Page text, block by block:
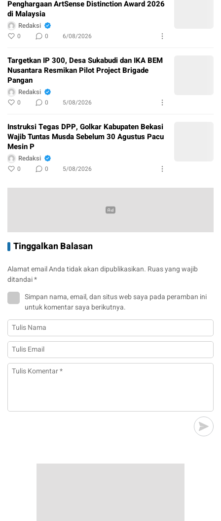
Penghargaan ArtSense Distinction Award 2026
di Malaysia
Redaksi
0 0 6/08/2026
Targetkan IP 300, Desa Sukabudi dan IKA BEM
Nusantara Resmikan Pilot Project Brigade
Pangan
Redaksi
0 0 5/08/2026
Instruksi Tegas DPP, Golkar Kabupaten Bekasi
Wajib Tuntas Musda Sebelum 30 Agustus Pacu
Mesin P
Redaksi
0 0 5/08/2026
Tinggalkan Balasan
Alamat email Anda tidak akan dipublikasikan. Ruas yang wajib
ditandai*
Simpan nama, email, dan situs web saya pada peramban ini
untuk komentar saya berikutnya.